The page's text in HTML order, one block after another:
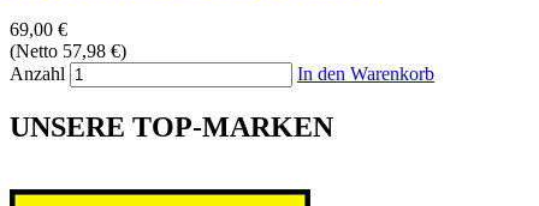
69,00 €
(Netto 57,98 €)
Anzahl
In den Warenkorb
UNSERE TOP-MARKEN